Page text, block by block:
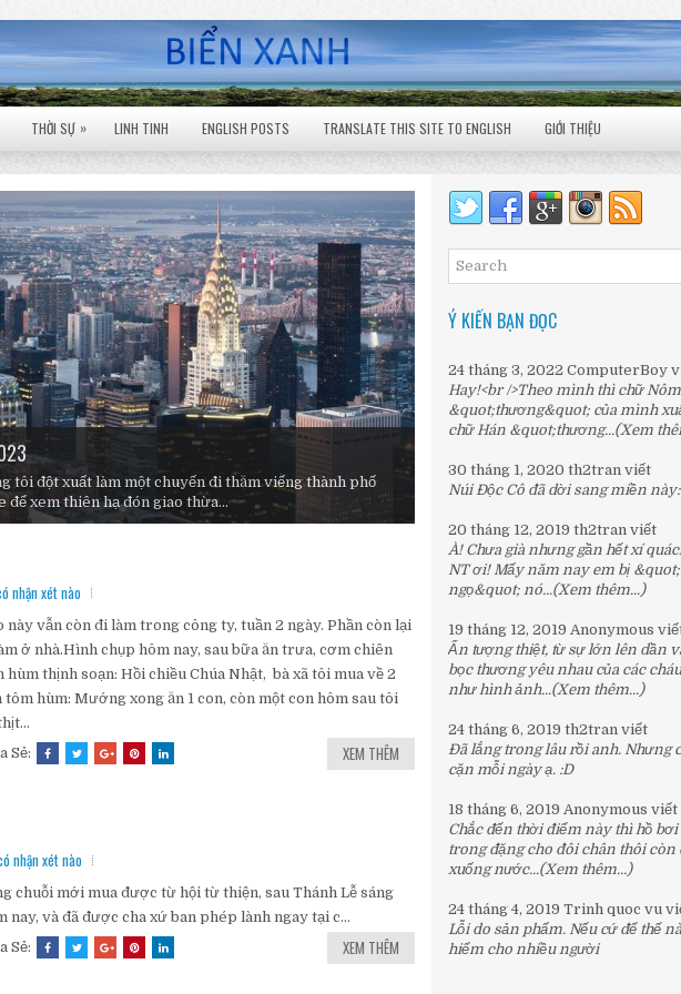
THỜI SỰ » LINH TINH ENGLISH POSTS TRANSLATE THIS SITE TO ENGLISH GIỚI THIỆU
Fallschặn đường đời
tôi đột xuất làm một chuyến đi thăm viếng thành phố
xem thiên hạ đón giao thừa...
nhận xét nào
này vẫn còn đi làm trong công ty, tuần 2 ngày. Phần còn lại
ở nhà.Hình chụp hôm nay, sau bữa ăn trưa, cơm chiên
hùm thịnh soạn: Hồi chiều Chúa Nhật, bà xã tôi mua về 2
tôm hùm: Mướng xong ăn 1 con, còn một con hôm sau tôi
Sẻ:
XEM THÊM
nhận xét nào
chuỗi mới mua được từ hội từ thiện, sau Thánh Lễ sáng
nay, và đã được cha xứ ban phép lành ngay tại c...
Sẻ:
XEM THÊM
Ý KIẾN BẠN ĐỌC
24 tháng 3, 2022 ComputerBoy
Hay!<br />Theo mình thì chữ Nôm
&quot;thương&quot; của mình
chữ Hán &quot;thương...(Xem
30 tháng 1, 2020 th2tran viết
Núi Độc Cô đã dời sang miền này:
20 tháng 12, 2019 th2tran viết
À! Chưa già nhưng gần hết xí
NT ơi! Mấy năm nay em bị
ngọ&quot; nó...(Xem thêm...)
19 tháng 12, 2019 Anonymous
Ấn tượng thiệt, từ sự lớn lên dần
bọc thương yêu nhau của các
như hình ảnh...(Xem thêm...)
24 tháng 6, 2019 th2tran viết
Đã lắng trong lâu rồi anh. Nhưng
cặn mỗi ngày ạ. :D
18 tháng 6, 2019 Anonymous viết
Chắc đến thời điểm này thì hồ bơi
trong đặng cho đôi chân thôi còn
xuống nước...(Xem thêm...)
24 tháng 4, 2019 Trinh quoc vu
Lỗi do sản phẩm. Nếu cứ để thế
hiểm cho nhiều người